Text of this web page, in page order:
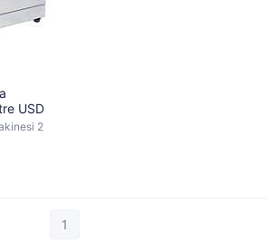
USD
2
1